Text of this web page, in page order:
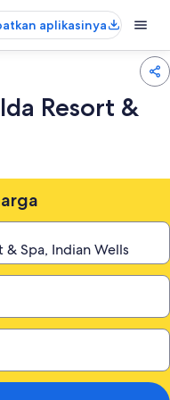
aplikasinya
Resort &